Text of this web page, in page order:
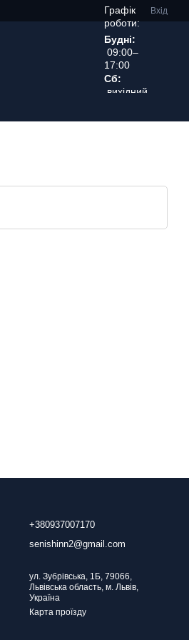
Вхід
Графік
роботи:
Будні:
09:00–
17:00
Сб:
вихідний
+380937007170
senishinn2@gmail.com
ул. Зубрівська, 1Б, 79066,
Львівська область, м. Львів,
Україна
Карта проїзду